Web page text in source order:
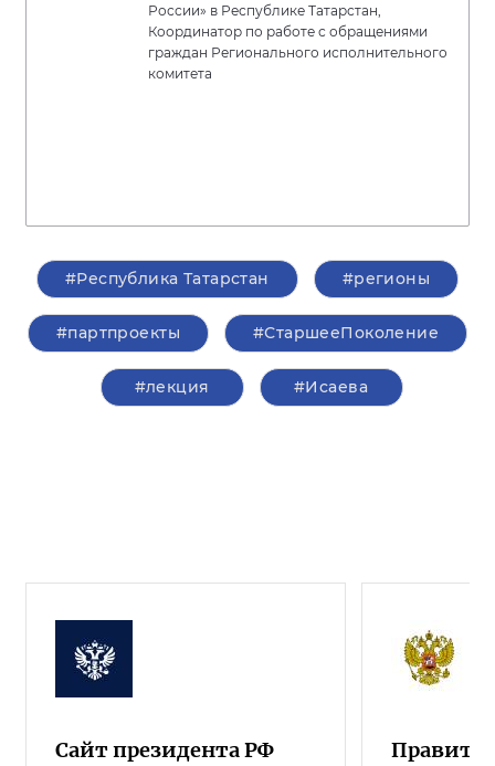
России» в Республике Татарстан,
Координатор по работе с обращениями
граждан Регионального исполнительного
комитета
#Республика Татарстан #регионы
#партпроекты #СтаршееПоколение
#лекция #Исаева
Сайт президента РФ